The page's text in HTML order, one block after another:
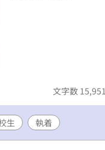
文字数 15,951
生 執着